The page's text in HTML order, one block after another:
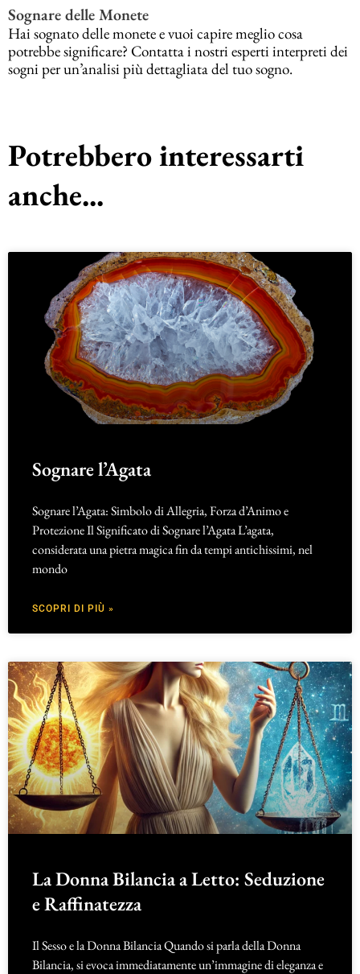
Sognare delle Monete
Hai sognato delle monete e vuoi capire meglio cosa
potrebbe significare? Contatta i nostri esperti interpreti dei
sogni per un’analisi più dettagliata del tuo sogno.
Potrebbero interessarti
anche...
Sognare l’Agata
Sognare l’Agata: Simbolo di Allegria, Forza d’Animo e
Protezione Il Significato di Sognare l’Agata L’agata,
considerata una pietra magica fin da tempi antichissimi, nel
mondo
SCOPRI DI PIÙ »
La Donna Bilancia a Letto: Seduzione
e Raffinatezza
Il Sesso e la Donna Bilancia Quando si parla della Donna
Bilancia, si evoca immediatamente un’immagine di eleganza e